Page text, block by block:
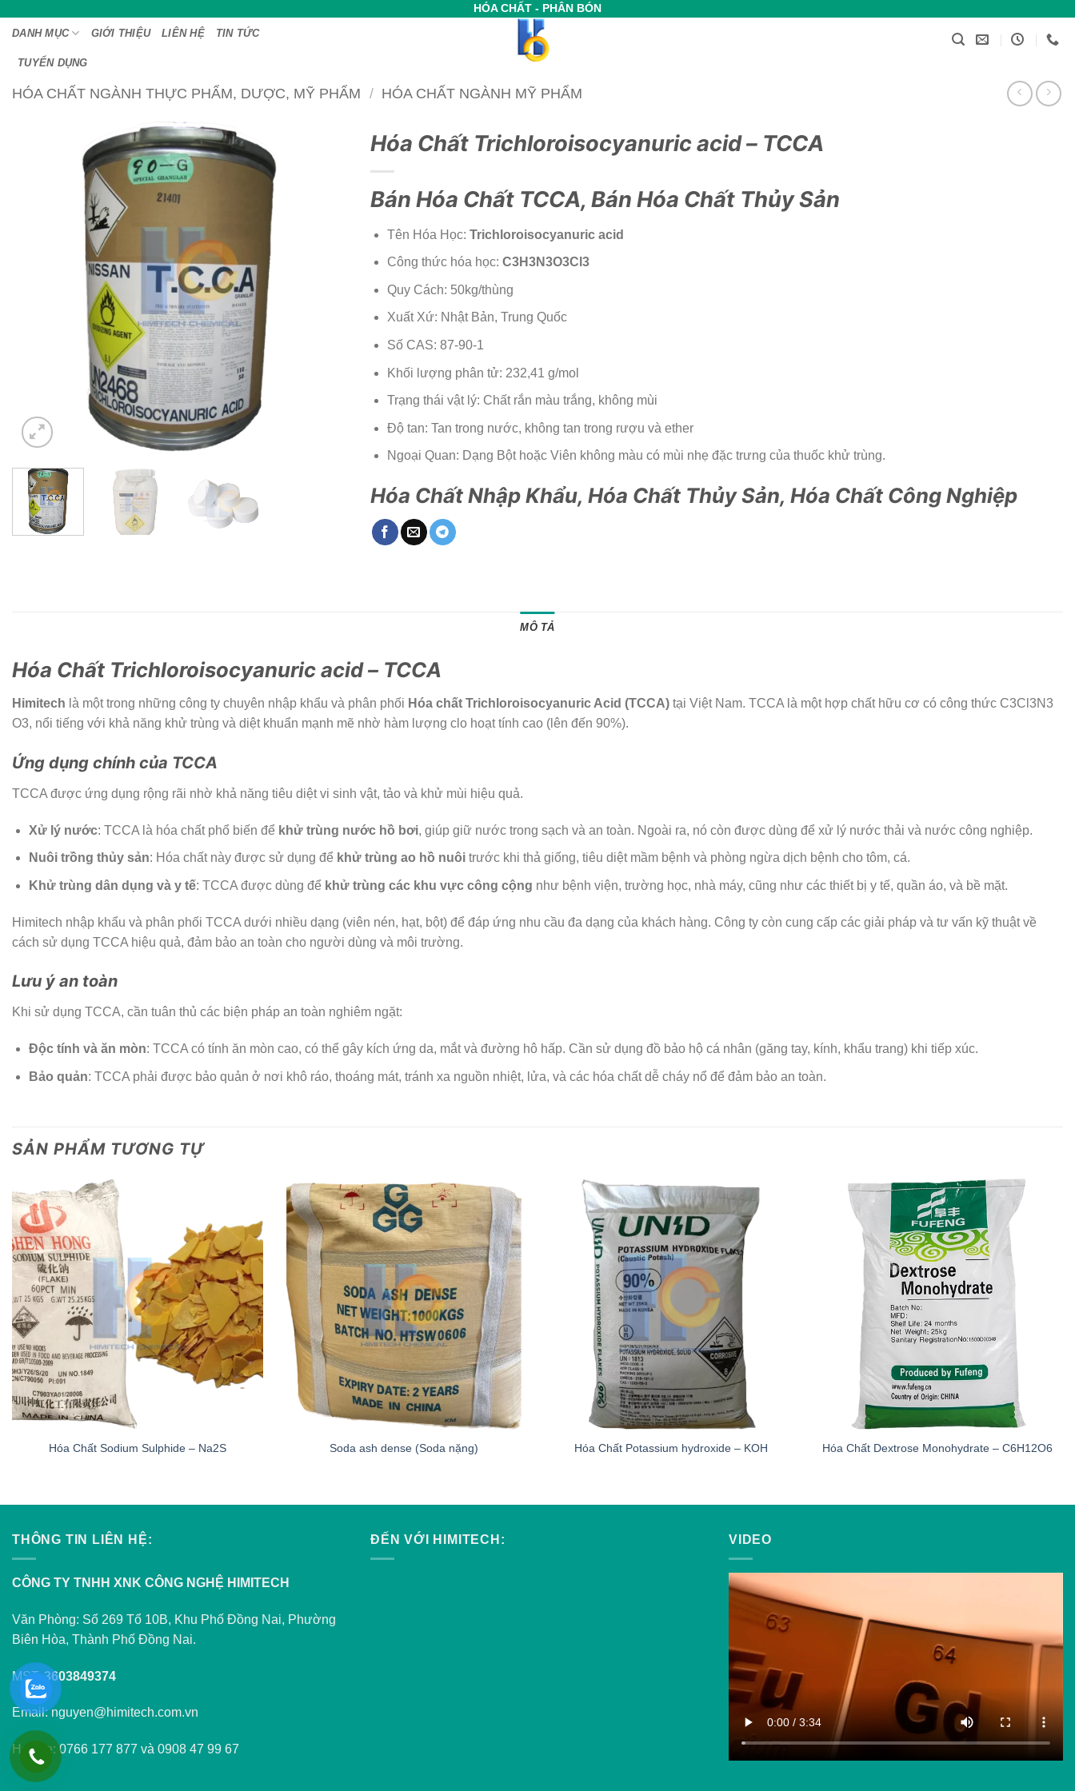
qua
dung
HÓA CHẤT - PHÂN BÓN
DANH MỤC GIỚI THIỆU LIÊN HỆ TIN TỨC
TUYỂN DỤNG
HÓA CHẤT NGÀNH THỰC PHẨM, DƯỢC, MỸ PHẨM / HÓA CHẤT NGÀNH MỸ PHẨM
Hóa Chất Trichloroisocyanuric acid – TCCA
Bán Hóa Chất TCCA, Bán Hóa Chất Thủy Sản
Tên Hóa Học: Trichloroisocyanuric acid
Công thức hóa học: C3H3N3O3Cl3
Quy Cách: 50kg/thùng
Xuất Xứ: Nhật Bản, Trung Quốc
Số CAS: 87-90-1
Khối lượng phân tử: 232,41 g/mol
Trạng thái vật lý: Chất rắn màu trắng, không mùi
Độ tan: Tan trong nước, không tan trong rượu và ether
Ngoại Quan: Dạng Bột hoặc Viên không màu có mùi nhẹ đặc trưng của thuốc khử trùng.
Hóa Chất Nhập Khẩu, Hóa Chất Thủy Sản, Hóa Chất Công Nghiệp
MÔ TẢ
Hóa Chất Trichloroisocyanuric acid – TCCA
Himitech là một trong những công ty chuyên nhập khẩu và phân phối Hóa chất Trichloroisocyanuric Acid (TCCA) tại Việt Nam. TCCA là một hợp chất hữu cơ có công thức C3C 3N3
O3, nổi tiếng với khả năng khử trùng và diệt khuẩn mạnh mẽ nhờ hàm lượng clo hoạt tính cao (lên đến 90%).
Ứng dụng chính của TCCA
TCCA được ứng dụng rộng rãi nhờ khả năng tiêu diệt vi sinh vật, tảo và khử mùi hiệu quả.
Xử lý nước: TCCA là hóa chất phổ biến để khử trùng nước hồ bơi, giúp giữ nước trong sạch và an toàn. Ngoài ra, nó còn được dùng để xử lý nước thải và nước công nghiệp.
Nuôi trồng thủy sản: Hóa chất này được sử dụng để khử trùng ao hồ nuôitrước khi thả giống, tiêu diệt mầm bệnh và phòng ngừa dịch bệnh cho tôm, cá.
Khử trùng dân dụng và y tế: TCCA được dùng để khử trùng các khu vực công cộng như bệnh viện, trường học, nhà máy, cũng như các thiết bị y tế, quần áo, và bề mặt.
Himitech nhập khẩu và phân phối TCCA dưới nhiều dạng (viên nén, hạt, bột) để đáp ứng nhu cầu đa dạng của khách hàng. Công ty còn cung cấp các giải pháp và tư vấn kỹ thuật về
cách sử dụng TCCA hiệu quả, đảm bảo an toàn cho người dùng và môi trường.
Lưu ý an toàn
Khi sử dụng TCCA, cần tuân thủ các biện pháp an toàn nghiêm ngặt:
Độc tính và ăn mòn: TCCA có tính ăn mòn cao, có thể gây kích ứng da, mắt và đường hô hấp. Cần sử dụng đồ bảo hộ cá nhân (găng tay, kính, khẩu trang) khi tiếp xúc.
Bảo quản: TCCA phải được bảo quản ở nơi khô ráo, thoáng mát, tránh xa nguồn nhiệt, lửa, và các hóa chất dễ cháy nổ để đảm bảo an toàn.
SẢN PHẨM TƯƠNG TỰ
Hóa Chất Sodium Sulphide – Na2S Soda ash dense (Soda nặng) Hóa Chất Potassium hydroxide – KOH Hóa Chất Dextrose Monohydrate – C6H12O6
THÔNG TIN LIÊN HỆ:
CÔNG TY TNHH XNK CÔNG NGHỆ HIMITECH
Văn Phòng: Số 269 Tổ 10B, Khu Phố Đồng Nai, Phường
Biên Hòa, Thành Phố Đồng Nai.
MST:3603849374
Email: nguyen@himitech.com.vn
Hotline: 0766 177 877 và 0908 47 99 67
ĐẾN VỚI HIMITECH: VIDEO